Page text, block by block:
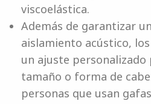
viscoelástica.
Además de garantizar
aislamiento acústico,
un ajuste personalizado
tamaño o forma de
personas que usan